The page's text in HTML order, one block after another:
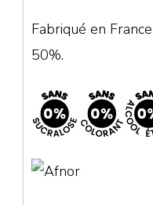
Fabriqué en
50%.